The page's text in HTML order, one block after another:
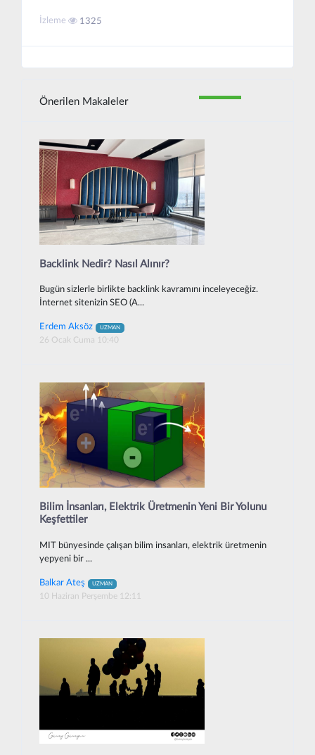
İzleme 1325
Önerilen Makaleler
Backlink Nedir? Nasıl Alınır?
Bugün sizlerle birlikte backlink kavramını inceleyeceğiz.
İnternet sitenizin SEO (A...
Erdem Aksöz UZMAN
26 Ocak Cuma 10:40
Bilim İnsanları, Elektrik Üretmenin Yeni Bir Yolunu
Keşfettiler
MIT bünyesinde çalışan bilim insanları, elektrik üretmenin
yepyeni bir ...
Balkar Ateş UZMAN
10 Haziran Perşembe 12:11